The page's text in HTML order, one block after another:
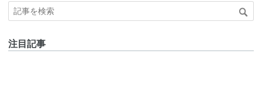
注目記事